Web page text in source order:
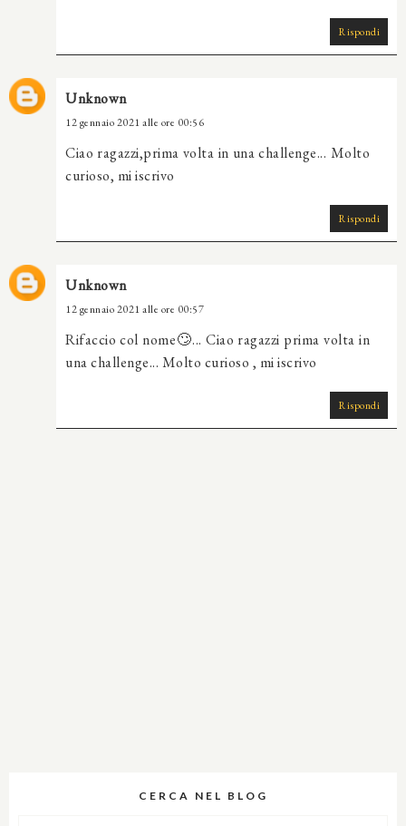
Rispondi
Unknown
12 gennaio 2021 alle ore 00:56
Ciao ragazzi,prima volta in una challenge... Molto
curioso, mi iscrivo
Rispondi
Unknown
12 gennaio 2021 alle ore 00:57
Rifaccio col nome🙄... Ciao ragazzi prima volta in
una challenge... Molto curioso , mi iscrivo
Rispondi
CERCA NEL BLOG